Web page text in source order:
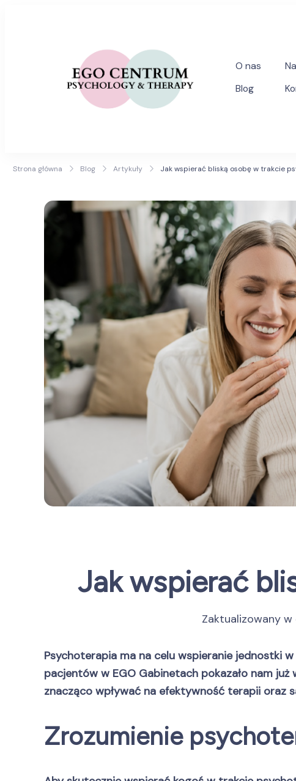
O nas
Blog
Strona główna Blog Artykuły Jak wspierać bliską osobę w trakcie
Jak wspierać
Zaktualizowany w
Psychoterapia ma na celu wspieranie jednostki
pacjentów w EGO Gabinetach pokazało nam
znacząco wpływać na efektywność terapii oraz
Zrozumienie